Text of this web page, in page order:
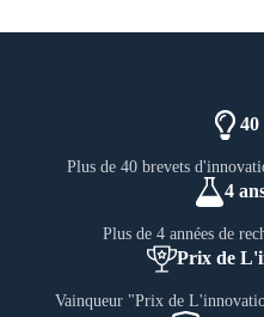
40
Plus de 40 brevets
4
Plus de 4 années de
Prix de
Vainqueur "Prix de